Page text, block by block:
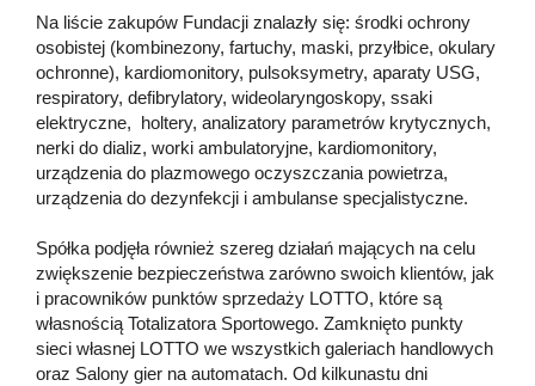
Na liście zakupów Fundacji znalazły się: środki ochrony
osobistej (kombinezony, fartuchy, maski, przyłbice, okulary
ochronne), kardiomonitory, pulsoksymetry, aparaty USG,
respiratory, defibrylatory, wideolaryngoskopy, ssaki
elektryczne, holtery, analizatory parametrów krytycznych,
nerki do dializ, worki ambulatoryjne, kardiomonitory,
urządzenia do plazmowego oczyszczania powietrza,
urządzenia do dezynfekcji i ambulanse specjalistyczne.
Spółka podjęła również szereg działań mających na celu
zwiększenie bezpieczeństwa zarówno swoich klientów, jak
i pracowników punktów sprzedaży LOTTO, które są
własnością Totalizatora Sportowego. Zamknięto punkty
sieci własnej LOTTO we wszystkich galeriach handlowych
oraz Salony gier na automatach. Od kilkunastu dni